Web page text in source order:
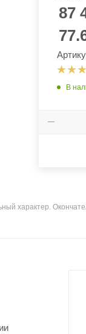
87
В
характер.